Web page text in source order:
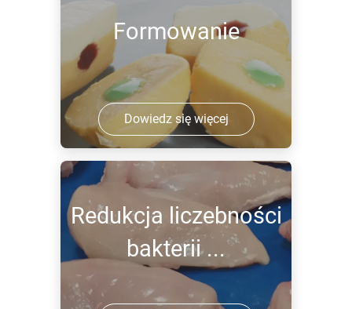
Formowanie
Dowiedz się więcej
Redukcja liczebności
bakterii ...